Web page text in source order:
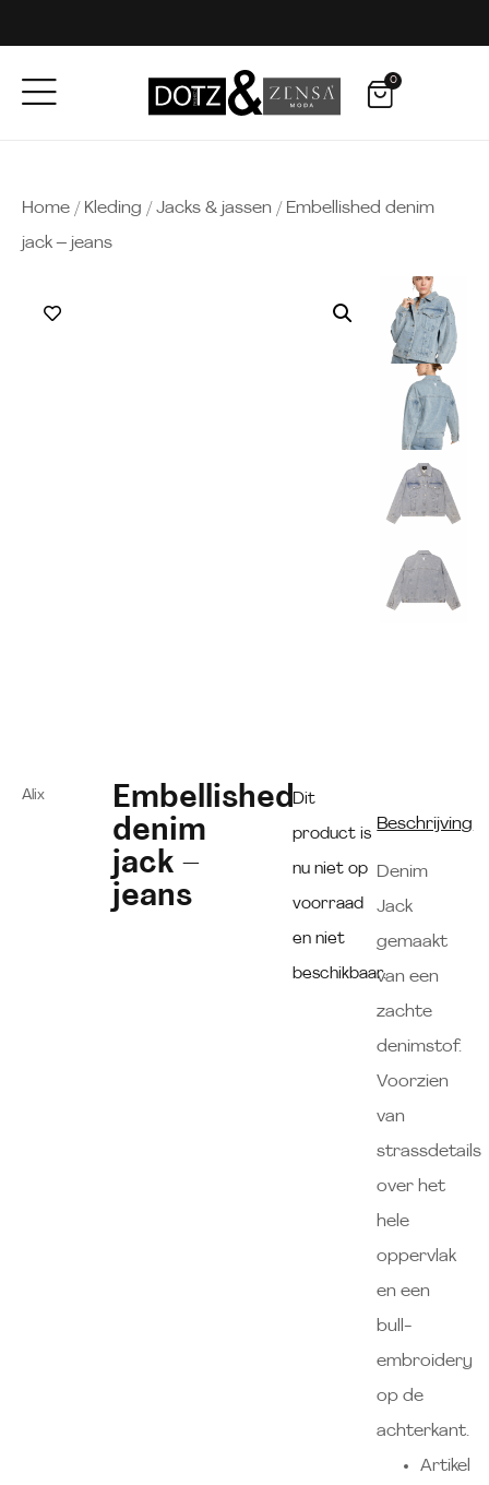
0
Home / Kleding / Jacks & jassen / Embellished denim
jack – jeans
Alix
Embellished
denim
jack –
jeans
Dit
product is
nu niet op
voorraad
en niet
beschikbaar.
Beschrijving
Denim
Jack
gemaakt
van een
zachte
denimstof.
Voorzien
van
strassdetails
over het
hele
oppervlak
en een
bull-
embroidery
op de
achterkant.
Artikel